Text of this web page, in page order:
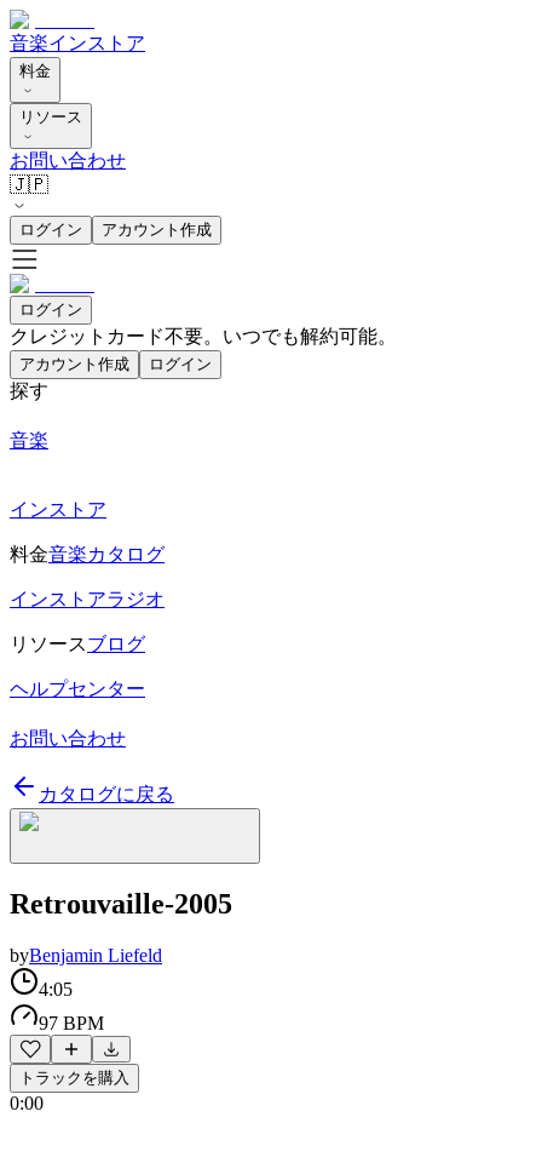
音楽インストア
料金
リソース
お問い合わせ
🇯🇵
ログイン アカウント作成
ログイン
クレジットカード不要。いつでも解約可能。
アカウント作成 ログイン
探す
音楽
インストア
料金音楽カタログ
インストアラジオ
リソースブログ
ヘルプセンター
お問い合わせ
カタログに戻る
Retrouvaille-2005
byBenjamin Liefeld
4:05
97 BPM
トラックを購入
0:00